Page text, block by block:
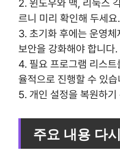
2. 윈도우와 맥, 리눅스
르니 미리 확인해 두세요.
3. 초기화 후에는 운영
보안을 강화해야 합니다.
4. 필요 프로그램 리스
율적으로 진행할 수 있습
5. 개인 설정을 복원하
주요 내용 다